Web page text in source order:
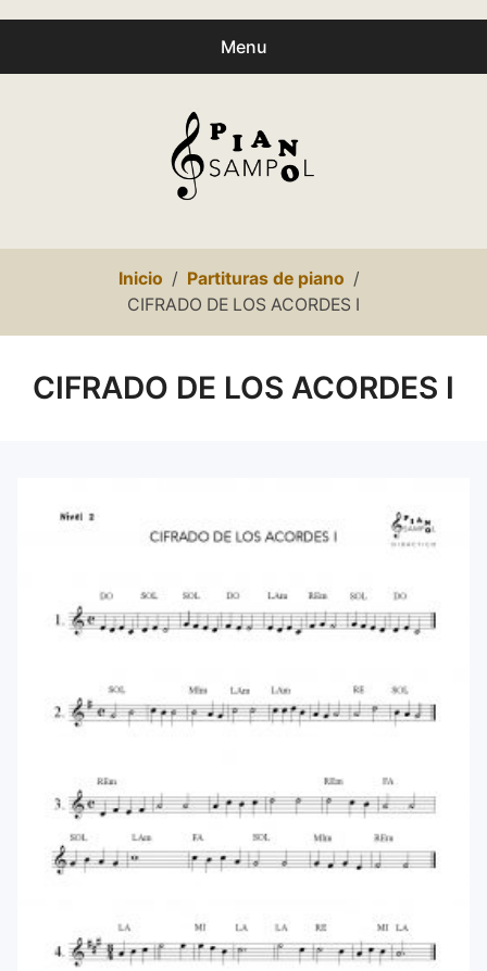
Menu
0,00€
Presentación
Mi cuenta
Inicio
Partituras de piano
CIFRADO DE LOS ACORDES I
CIFRADO DE LOS ACORDES I